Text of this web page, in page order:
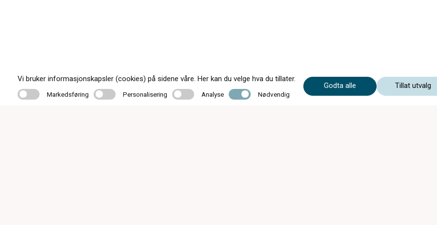
Vi bruker informasjonskapsler (cookies) på sidene våre. Her kan du velge hva du tillater.
MarkedsføringMarkedsføring PersonaliseringPersonalisering Analyse Analyse Nødvendig Nødvendig
Godta alle Tillat utvalg